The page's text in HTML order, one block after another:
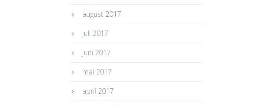
august 2017
juli 2017
juni 2017
mai 2017
april 2017